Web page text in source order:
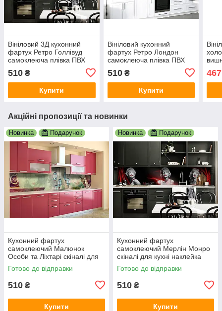
Вініловий 3Д кухонний
фартух Ретро Голлівуд
самоклеюча плівка ПВХ
скіналі Архітектура Сірий
600х2000 мм
510 ₴
Купити
Вініловий кухонний
фартух Ретро Лондон
самоклеюча плівка ПВХ
Архітектура Бежевий
600х2000 мм
510₴
Купити
Акційні пропозиції та новинки
Новинка Подарунок
Кухонний фартух
самоклеючий Малюнок
Особи та Ліхтарі скіналі для
кухні наклейка ПВХ люди
зелений 600х2000 мм
Готово до відправки
510 ₴
Купити
Новинка Подарунок
Кухонний фартух
самоклеючий Мерлін Монро
скіналі для кухні наклейка
ПВХ дівчина люди чорний
600х2000 мм
Готово до відправки
510 ₴
Купити